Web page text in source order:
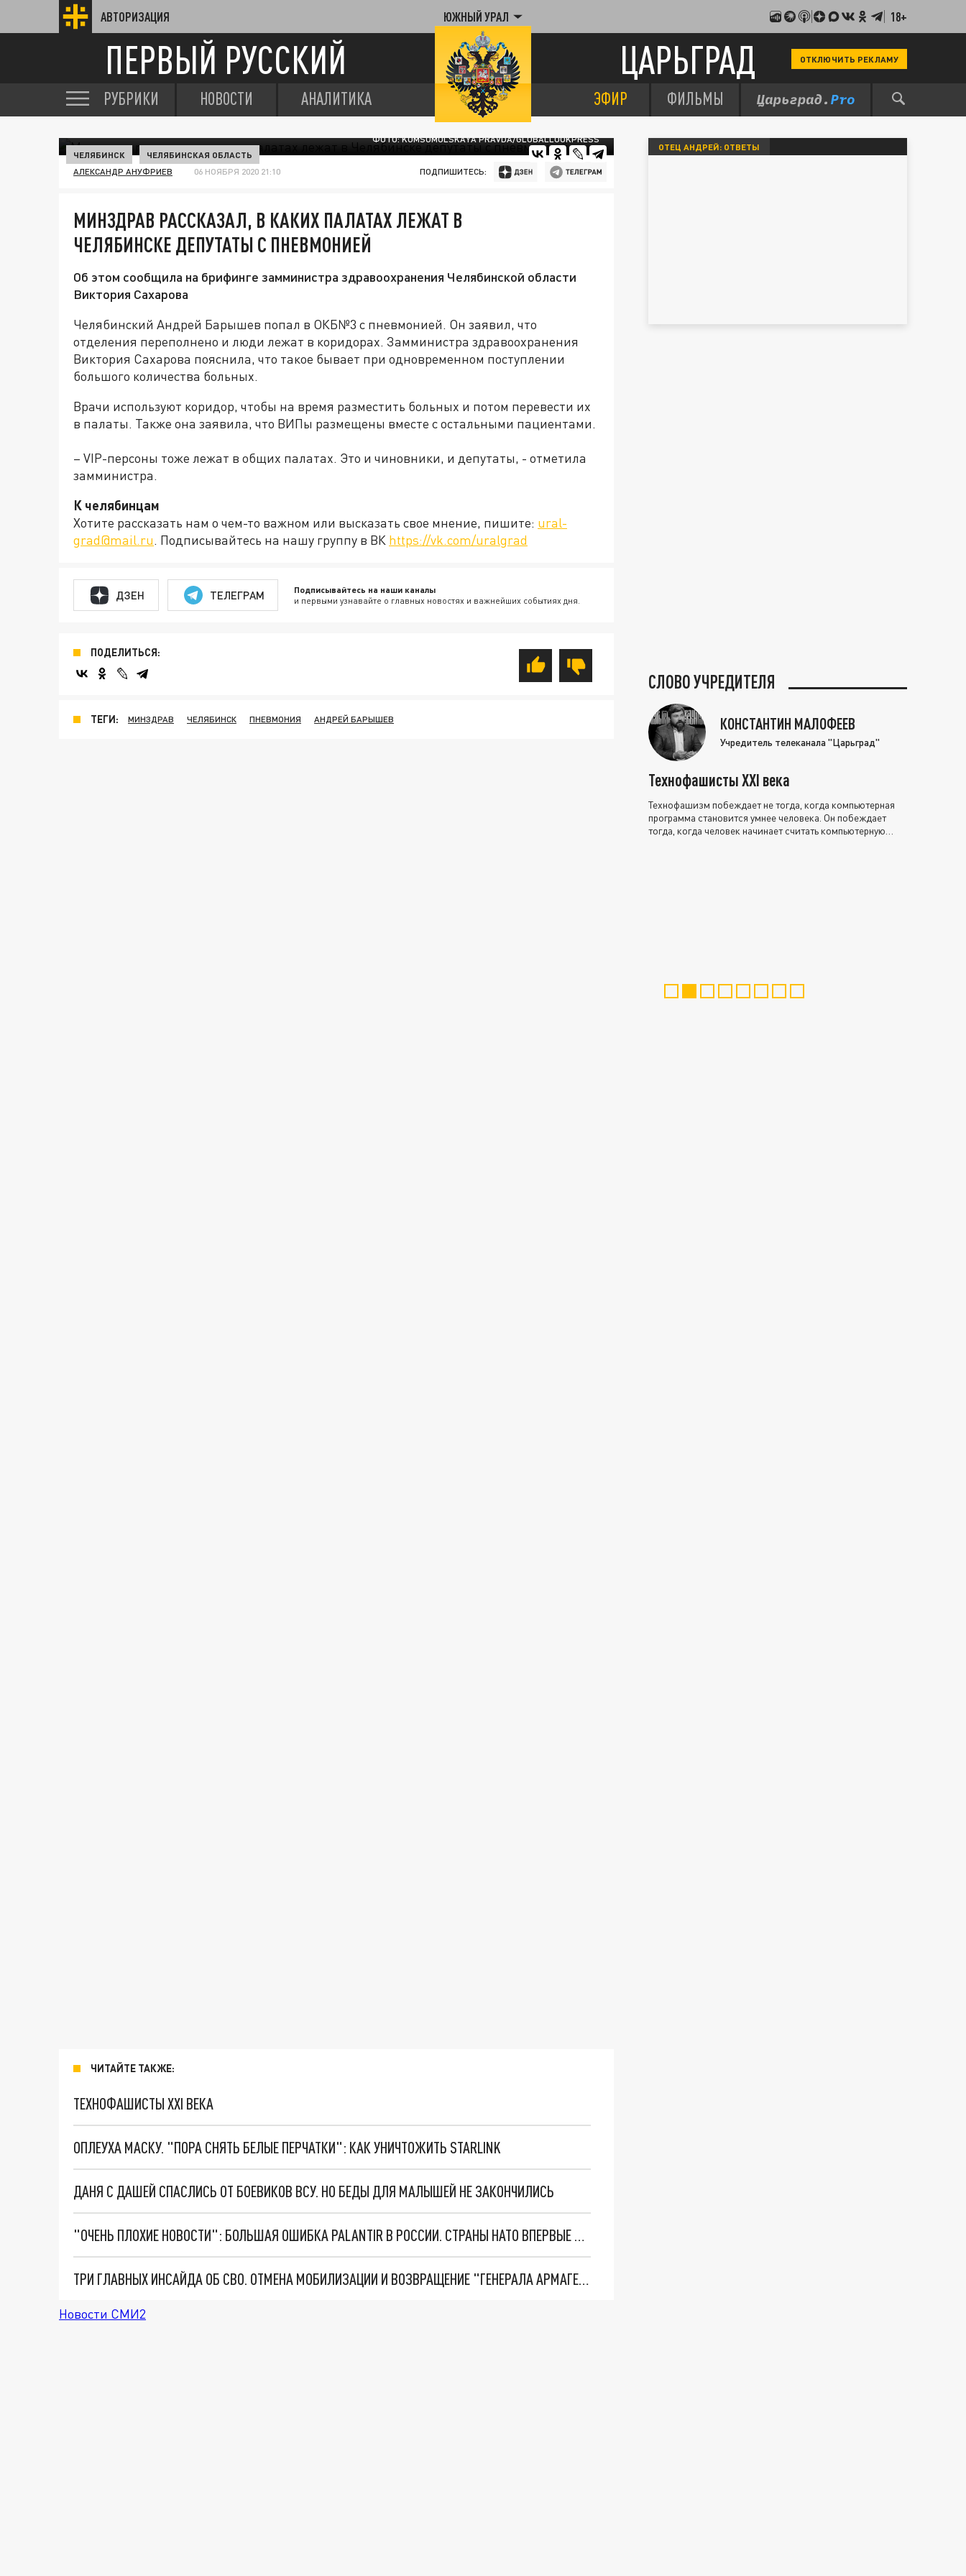
АВТОРИЗАЦИЯ ЮЖНЫЙ УРАЛ 18+
ПЕРВЫЙ РУССКИЙ ЦАРЬГРАД ОТКЛЮЧИТЬ РЕКЛАМУ
РУБРИКИ НОВОСТИ АНАЛИТИКА ЭФИР ФИЛЬМЫ
ФОТО: KOMSOMOLSKAYA PRAVDA/GLOBALLOOKPRESS
ЧЕЛЯБИНСК ЧЕЛЯБИНСКАЯ ОБЛАСТЬ
АЛЕКСАНДР АНУФРИЕВ 06 НОЯБРЯ 2020 21:10 ПОДПИШИТЕСЬ:
МИНЗДРАВ РАССКАЗАЛ, В КАКИХ ПАЛАТАХ ЛЕЖАТ В
ЧЕЛЯБИНСКЕ ДЕПУТАТЫ С ПНЕВМОНИЕЙ
Об этом сообщила на брифинге замминистра здравоохранения Челябинской области
Виктория Сахарова
Челябинский Андрей Барышев попал в ОКБ№3 с пневмонией. Он заявил, что
отделения переполнено и люди лежат в коридорах. Замминистра здравоохранения
Виктория Сахарова пояснила, что такое бывает при одновременном поступлении
большого количества больных.
Врачи используют коридор, чтобы на время разместить больных и потом перевести их
в палаты. Также она заявила, что ВИПы размещены вместе с остальными пациентами.
– VIP-персоны тоже лежат в общих палатах. Это и чиновники, и депутаты, - отметила
замминистра.
К челябинцам
Хотите рассказать нам о чем-то важном или высказать свое мнение, пишите: ural-
grad@mail.ru. Подписывайтесь на нашу группу в ВК https://vk.com/uralgrad
ДЗЕН ТЕЛЕГРАМ Подписывайтесь на наши каналы
и первыми узнавайте о главных новостях и важнейших событиях дня.
ПОДЕЛИТЬСЯ:
ТЕГИ: МИНЗДРАВ ЧЕЛЯБИНСК ПНЕВМОНИЯ АНДРЕЙ БАРЫШЕВ
ЧИТАЙТЕ ТАКЖЕ:
ТЕХНОФАШИСТЫ XXI ВЕКА
ОПЛЕУХА МАСКУ. "ПОРА СНЯТЬ БЕЛЫЕ ПЕРЧАТКИ": КАК УНИЧТОЖИТЬ STARLINK
ДАНЯ С ДАШЕЙ СПАСЛИСЬ ОТ БОЕВИКОВ ВСУ. НО БЕДЫ ДЛЯ МАЛЫШЕЙ НЕ ЗАКОНЧИЛИСЬ
"ОЧЕНЬ ПЛОХИЕ НОВОСТИ": БОЛЬШАЯ ОШИБКА PALANTIR В РОССИИ. СТРАНЫ НАТО ВПЕРВЫЕ ЗА СВО ОСТАНОВИЛИ ПОСТАВКИ ОРУЖИЯ. ВСУ ТЕРЯЮТ ПРИГРАНИЧЬЕ?
ТРИ ГЛАВНЫХ ИНСАЙДА ОБ СВО. ОТМЕНА МОБИЛИЗАЦИИ И ВОЗВРАЩЕНИЕ "ГЕНЕРАЛА АРМАГЕДДОНА"? ОТЛИЧНЫЕ НОВОСТИ, КОТОРЫЕ ЖДАЛИ ВСЕ
Новости СМИ2
ОТЕЦ АНДРЕЙ: ОТВЕТЫ
СЛОВО УЧРЕДИТЕЛЯ
КОНСТАНТИН МАЛОФЕЕВ
Учредитель телеканала "Царьград"
Технофашисты XXI века
Технофашизм побеждает не тогда, когда компьютерная
программа становится умнее человека. Он побеждает
тогда, когда человек начинает считать компьютерную